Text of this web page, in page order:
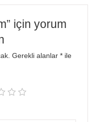
için yorum
Gerekli alanlar* ile